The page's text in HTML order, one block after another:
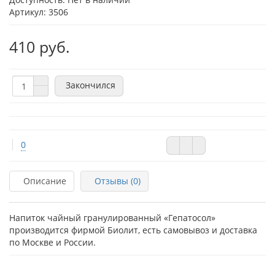
Артикул: 3506
410 руб.
Закончился
0
Описание Отзывы (0)
Напиток чайный гранулированный «Гепатосол»
производится фирмой Биолит, есть самовывоз и доставка
по Москве и России.